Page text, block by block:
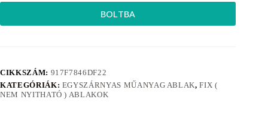
BOLTBA
CIKKSZÁM: 917F7846DF22
KATEGÓRIÁK: EGYSZÁRNYAS MŰANYAG ABLAK,FIX (
NEM NYITHATÓ ) ABLAKOK